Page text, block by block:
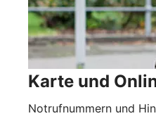
Karte und
Notrufnummern und